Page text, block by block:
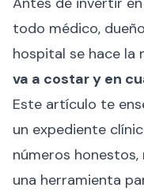
todo médico,
hospital se hace la
va a costar y en
Este artículo te
un expediente
números
una herramienta